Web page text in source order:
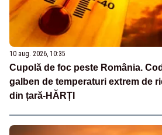
10 aug. 2026, 10:35
Cupolă de foc peste România.
galben de temperaturi extrem de
din țară-HĂRȚI